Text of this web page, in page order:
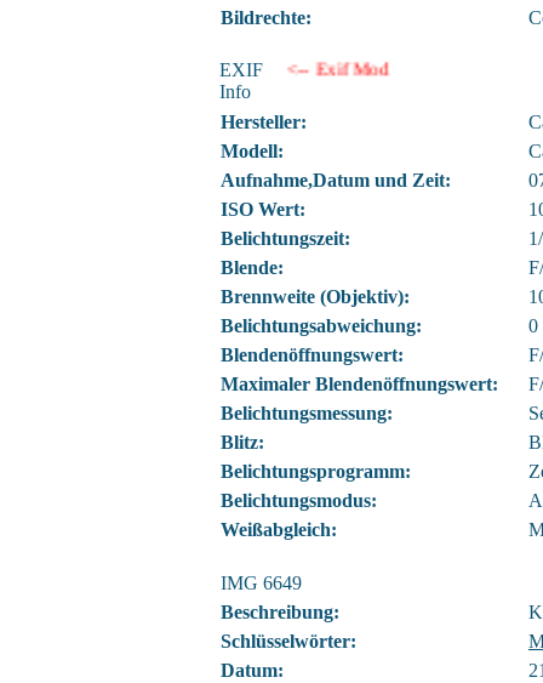
Bildrechte:
EXIF
Info
<-- Exif Mod
Hersteller:
Modell:
Aufnahme,Datum und Zeit:
ISO Wert:
Belichtungszeit:
Blende:
Brennweite (Objektiv):
Belichtungsabweichung:
0
Blendenöffnungswert:
Maximaler Blendenöffnungswert:
Belichtungsmessung:
Blitz:
Belichtungsprogramm:
Belichtungsmodus:
Weißabgleich:
IMG 6649
Beschreibung:
Schlüsselwörter:
Datum: